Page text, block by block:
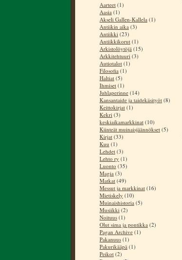
Aarteet (1)
Aasia (1)
Akseli Gallen-Kallela (1)
Antiikin aika (3)
Antiikki (23)
Antiikkikorut (1)
Arkistolöytöjä (15)
Arkkitehtuuri (3)
Autiotalot (1)
Filosofia (1)
Haltiat (5)
Ihmiset (1)
Juhlaperinne (14)
Kansantaide ja taidekäsityöt (8)
Keittokirjat (1)
Kekri (3)
keskiaikamarkkinat (10)
Kiinteät muinaisjäännökset (5)
Kirjat (33)
Kuu (1)
Lehdet (3)
Lehto ry (1)
Luonto (35)
Magia (3)
Matkat (49)
Messut ja markkinat (16)
Mietiskely (10)
Muinaishistoria (5)
Musiikki (2)
Noituus (1)
Olut sima ja pontikka (2)
Pagan Archive (1)
Pakanuus (1)
Pakurikääpä (1)
Peikot (2)